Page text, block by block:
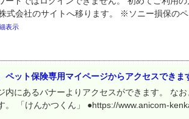
会社のサイトへ移ります。 ※ソニー損保の
表示
ット保険専用マイページからアクセスできま
にあるバナーよりアクセスができます。 な
。 「けんかつくん」 ●https://www.anicom-